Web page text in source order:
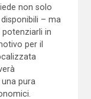
non solo
– ma
in
per il
pura